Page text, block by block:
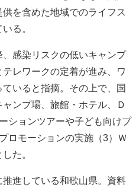
を含めた地域でのライフス
る。
感染リスクの低いキャンプ
レワークの定着が進み、ワ
いると指摘。その上で、国
ンプ場、旅館・ホテル、Ｄ
ションツアーや子ども向けプ
ロモーションの実施（3）Ｗ
た。
進している和歌山県。資料